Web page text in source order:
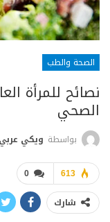
الصحة والطب
نصائح للمرأة
الصحي
بواسطة ويكي عربي
0 613
شارك